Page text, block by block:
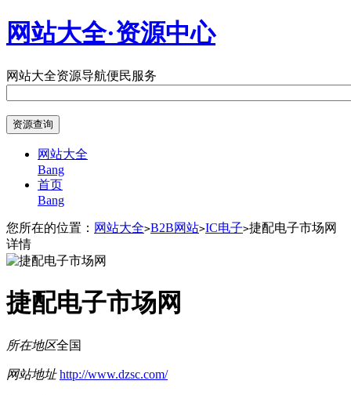
网站大全·资源中心
网站大全资源导航便民服务
网站大全
Bang
首页
Bang
您所在的位置： 网站大全>B2B网站>IC电子>捷配电子市场网
详情
捷配电子市场网
所在地区全国
网站地址 http://www.dzsc.com/